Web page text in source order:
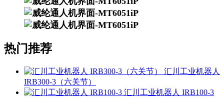
热门推荐
汇川工业机器人
IRB300-3（六关节）
汇川工业机器人 IRB100-3